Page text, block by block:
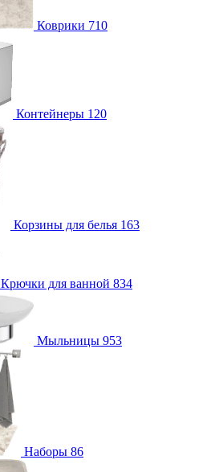
Коврики 710
Контейнеры 120
Корзины для белья 163
Крючки для ванной 834
Мыльницы 953
Наборы 86